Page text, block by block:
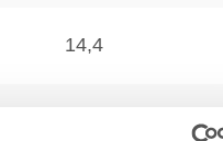
14,4